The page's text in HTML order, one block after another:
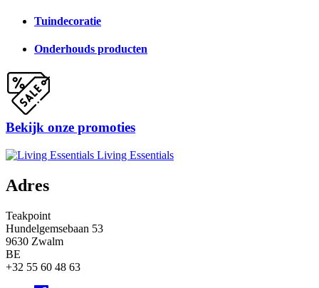
Tuindecoratie
Onderhouds producten
Bekijk onze promoties
Living Essentials
Adres
Teakpoint
Hundelgemsebaan 53
9630 Zwalm
BE
+32 55 60 48 63